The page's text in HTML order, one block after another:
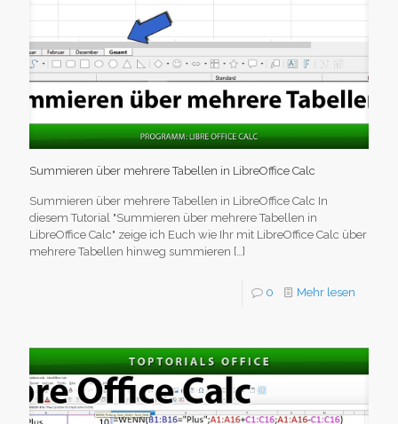
Summieren über mehrere Tabellen in LibreOffice Calc
Summieren über mehrere Tabellen in LibreOffice Calc In
diesem Tutorial "Summieren über mehrere Tabellen in
LibreOffice Calc" zeige ich Euch wie Ihr mit LibreOffice Calc über
mehrere Tabellen hinweg summieren […]
0 Mehr lesen